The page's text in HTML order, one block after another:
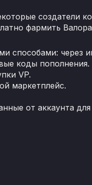
создатели
фармить
способами: через
коды
VP.
маркетплейс.
от аккаунта